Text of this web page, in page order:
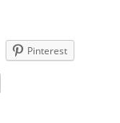
Pinterest